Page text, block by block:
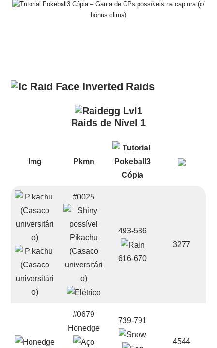
– Gama de CPs possíveis na captura (c/
bónus clima)
Raids
Raids de Nível 1
Img Pkmn
#0025
Pikachu
(Casaco
universitári
o)
493-536
616-670
3277
#0679
Honedge
739-791
4544